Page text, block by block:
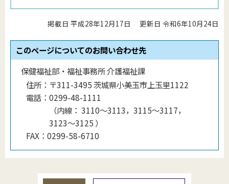
掲載日 平成28年12月17日 更新日 令和6年10月24日
このページについてのお問い合わせ先
保健福祉部・福祉事務所 介護福祉課
住所： 〒311-3495 茨城県小美玉市上玉里1122
電話： 0299-48-1111
（内線 ： 3110～3113，3115～3117，
3123～3125 ）
FAX： 0299-58-6710